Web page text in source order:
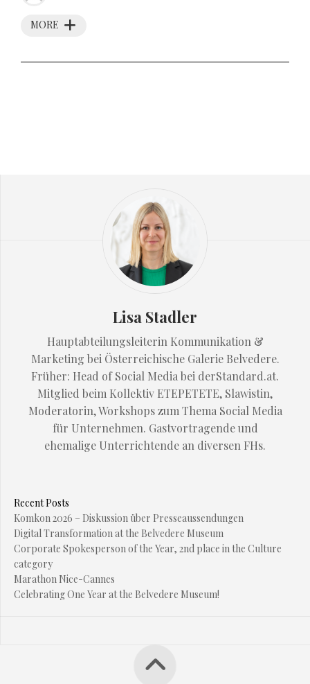
MORE
Lisa Stadler
Hauptabteilungsleiterin Kommunikation &
Marketing bei Österreichische Galerie Belvedere.
Früher: Head of Social Media bei derStandard.at.
Mitglied beim Kollektiv ETEPETETE, Slawistin,
Moderatorin, Workshops zum Thema Social Media
für Unternehmen. Gastvortragende und
ehemalige Unterrichtende an diversen FHs.
Recent Posts
Komkon 2026 – Diskussion über Presseaussendungen
Digital Transformation at the Belvedere Museum
Corporate Spokesperson of the Year, 2nd place in the Culture
category
Marathon Nice-Cannes
Celebrating One Year at the Belvedere Museum!